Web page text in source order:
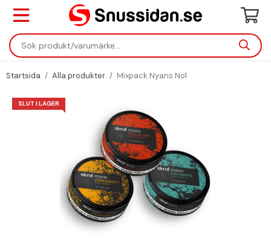
Startsida / Alla produkter / Mixpack Nyans No1
SLUT I LAGER